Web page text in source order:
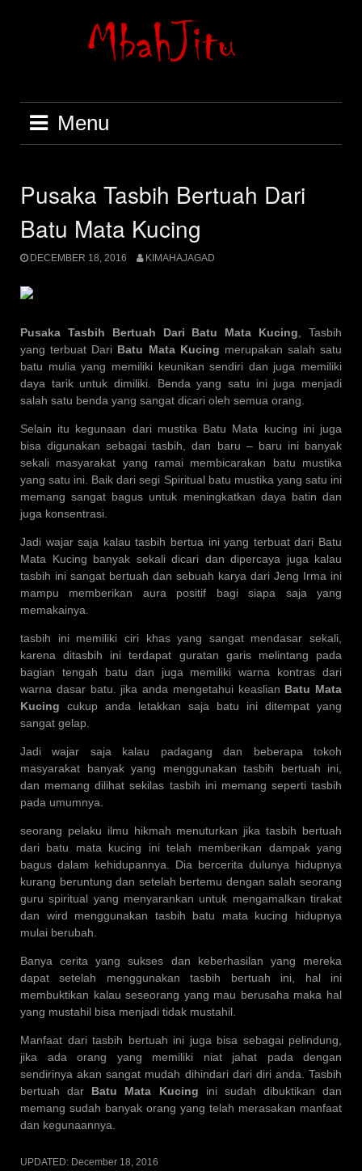
Menu
Pusaka Tasbih Bertuah Dari
Batu Mata Kucing
DECEMBER 18, 2016 KIMAHAJAGAD
Pusaka Tasbih Bertuah Dari Batu Mata Kucing, Tasbih
yang terbuat Dari Batu Mata Kucing merupakan salah satu
batu mulia yang memiliki keunikan sendiri dan juga memiliki
daya tarik untuk dimiliki. Benda yang satu ini juga menjadi
salah satu benda yang sangat dicari oleh semua orang.
Selain itu kegunaan dari mustika Batu Mata kucing ini juga
bisa digunakan sebagai tasbih, dan baru – baru ini banyak
sekali masyarakat yang ramai membicarakan batu mustika
yang satu ini. Baik dari segi Spiritual batu mustika yang satu ini
memang sangat bagus untuk meningkatkan daya batin dan
juga konsentrasi.
Jadi wajar saja kalau tasbih bertua ini yang terbuat dari Batu
Mata Kucing banyak sekali dicari dan dipercaya juga kalau
tasbih ini sangat bertuah dan sebuah karya dari Jeng Irma ini
mampu memberikan aura positif bagi siapa saja yang
memakainya.
tasbih ini memiliki ciri khas yang sangat mendasar sekali,
karena ditasbih ini terdapat guratan garis melintang pada
bagian tengah batu dan juga memiliki warna kontras dari
warna dasar batu. jika anda mengetahui keaslian Batu Mata
Kucing cukup anda letakkan saja batu ini ditempat yang
sangat gelap.
Jadi wajar saja kalau padagang dan beberapa tokoh
masyarakat banyak yang menggunakan tasbih bertuah ini,
dan memang dilihat sekilas tasbih ini memang seperti tasbih
pada umumnya.
seorang pelaku ilmu hikmah menuturkan jika tasbih bertuah
dari batu mata kucing ini telah memberikan dampak yang
bagus dalam kehidupannya. Dia bercerita dulunya hidupnya
kurang beruntung dan setelah bertemu dengan salah seorang
guru spiritual yang menyarankan untuk mengamalkan tirakat
dan wird menggunakan tasbih batu mata kucing hidupnya
mulai berubah.
Banya cerita yang sukses dan keberhasilan yang mereka
dapat setelah menggunakan tasbih bertuah ini, hal ini
membuktikan kalau seseorang yang mau berusaha maka hal
yang mustahil bisa menjadi tidak mustahil.
Manfaat dari tasbih bertuah ini juga bisa sebagai pelindung,
jika ada orang yang memiliki niat jahat pada dengan
sendirinya akan sangat mudah dihindari dari diri anda. Tasbih
bertuah dar Batu Mata Kucing ini sudah dibuktikan dan
memang sudah banyak orang yang telah merasakan manfaat
dan kegunaannya.
UPDATED: December 18, 2016